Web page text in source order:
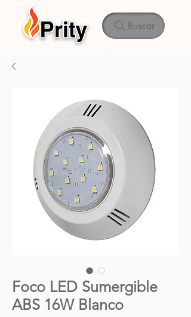
Buscar
Foco LED Sumergible
ABS 16W Blanco